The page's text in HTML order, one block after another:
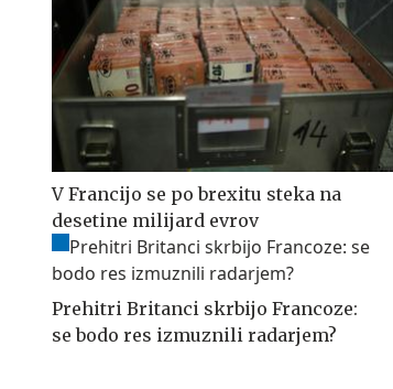
V Francijo se po brexitu steka na
desetine milijard evrov
Prehitri Britanci skrbijo Francoze:
se bodo res izmuznili radarjem?